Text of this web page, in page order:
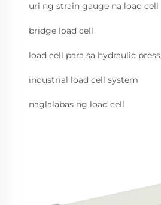
uri ng strain gauge na load cell
bridge load cell
load cell para sa hydraulic press
industrial load cell system
naglalabas ng load cell